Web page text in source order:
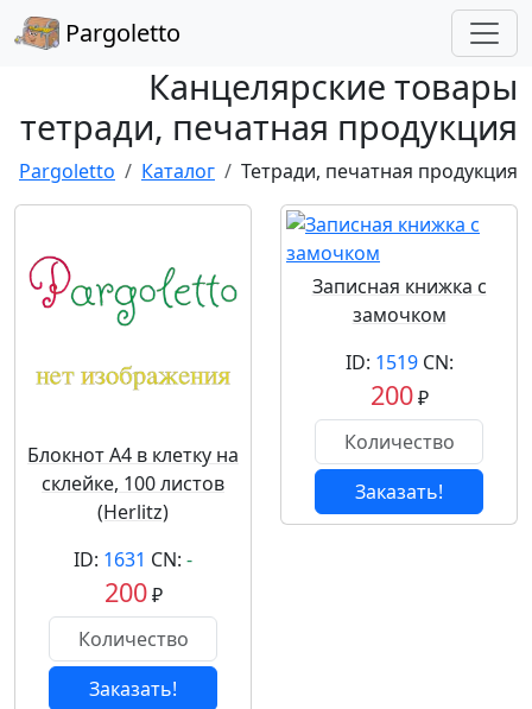
Pargoletto
Канцелярские товары
тетради, печатная продукция
Pargoletto Каталог Тетради, печатная продукция
Блокнот А4 в клетку на
склейке, 100 листов
(Herlitz)
ID: 1631 CN: -
200₽
Заказать!
Записная книжка с
замочком
ID: 1519CN:
200₽
Заказать!